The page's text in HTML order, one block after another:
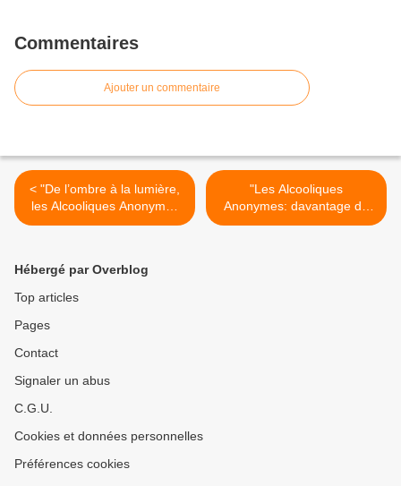
Commentaires
Ajouter un commentaire
< "De l’ombre à la lumière,
les Alcooliques Anonymes
témoignent lors de deux
"Les Alcooliques
Anonymes: davantage de
jeunes en quête de
Hébergé par Overblog
Top articles
Pages
Contact
Signaler un abus
C.G.U.
Cookies et données personnelles
Préférences cookies